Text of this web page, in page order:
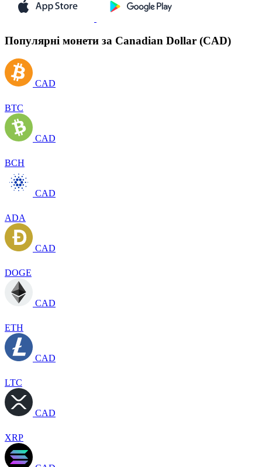
Популярні монети за Canadian Dollar (CAD)
CAD
BTC
CAD
BCH
CAD
ADA
CAD
DOGE
CAD
ETH
CAD
LTC
CAD
XRP